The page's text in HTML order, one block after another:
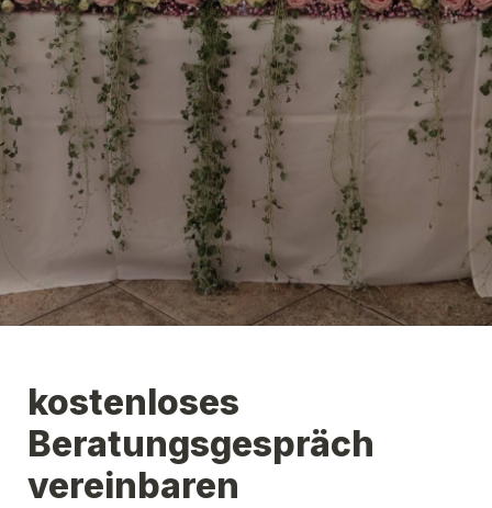
kostenloses
Beratungsgespräch
vereinbaren